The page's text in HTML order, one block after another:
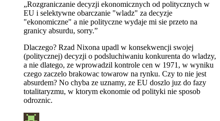
„Rozgraniczanie decyzji ekonomicznych od politycznych w
EU i selektywne obarczanie "wladz" za decyzje
"ekonomiczne" a nie polityczne wydaje mi sie przeto na
granicy absurdu, sorry.”
Dlaczego? Rzad Nixona upadl w konsekwencji swojej
(politycznej) decyzji o podsluchiwaniu konkurenta do wladzy,
a nie dlatego, ze wprowadzil kontrole cen w 1971, w wyniku
czego zaczelo brakowac towarow na rynku. Czy to nie jest
absurdem? No chyba ze uznamy, ze EU doszlo juz do fazy
totalitaryzmu, w ktorym ekonomie od polityki nie sposob
odroznic.